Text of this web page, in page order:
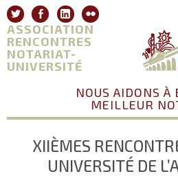
Aller
au
contenu
TwitterFacebook
LinkedinFlickr
ASSOCIATION
RENCONTRES
NOTARIAT-
UNIVERSITÉ
NOUS AIDONS À
MEILLEUR
XIIÈMES
UNIVERSITÉ DE